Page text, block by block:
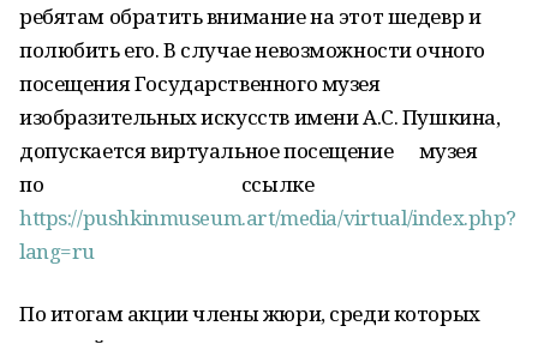
ребятам обратить внимание на этот шедевр и
полюбить его. В случае невозможности очного
посещения Государственного музея
изобразительных искусств имени А.С. Пушкина,
допускается виртуальное посещение музея
по ссылке
https://pushkinmuseum.art/media/virtual/index.php?
lang=ru
По итогам акции члены жюри, среди которых